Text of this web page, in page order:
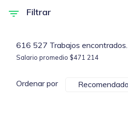
Filtrar
616 527 Trabajos encontrados.
Salario promedio $471 214
Ordenar por